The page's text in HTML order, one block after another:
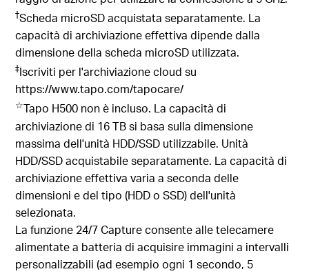
†Scheda microSD acquistata separatamente. La
capacità di archiviazione effettiva dipende dalla
dimensione della scheda microSD utilizzata.
‡Iscriviti per l'archiviazione cloud su
https://www.tapo.com/tapocare/
☆Tapo H500 non è incluso. La capacità di
archiviazione di 16 TB si basa sulla dimensione
massima dell'unità HDD/SSD utilizzabile. Unità
HDD/SSD acquistabile separatamente. La capacità di
archiviazione effettiva varia a seconda delle
dimensioni e del tipo (HDD o SSD) dell'unità
selezionata.
La funzione 24/7 Capture consente alle telecamere
alimentate a batteria di acquisire immagini a intervalli
personalizzabili (ad esempio ogni 1 secondo, 5